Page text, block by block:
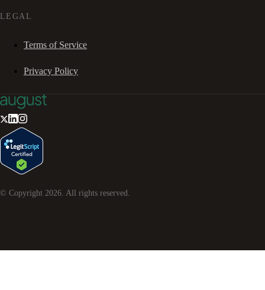
LEGAL
Terms of Service
Privacy Policy
© Copyright 2026. All rights reserved.